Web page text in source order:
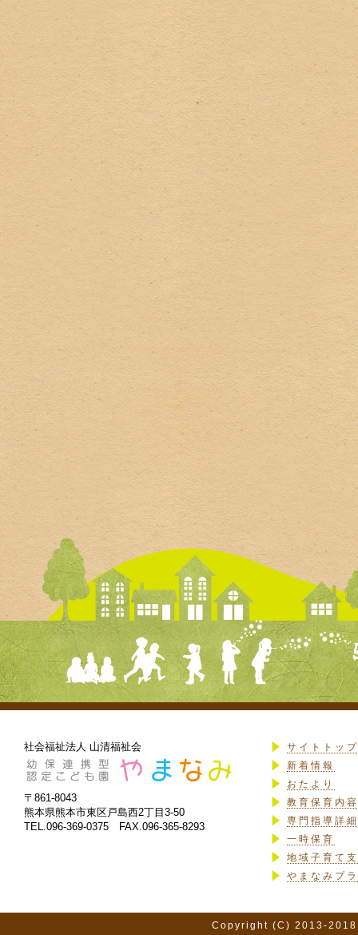
社会福祉法人 山清福祉会
〒861-8043
熊本県熊本市東区戸島西2丁目3-50
TEL.096-369-0375 FAX.096-365-8293
サイトトップ
新着情報
おたより
教育保育内
専門指導詳細
一時保育
地域子育て
やまなみプ
Copyright (C) 2013-